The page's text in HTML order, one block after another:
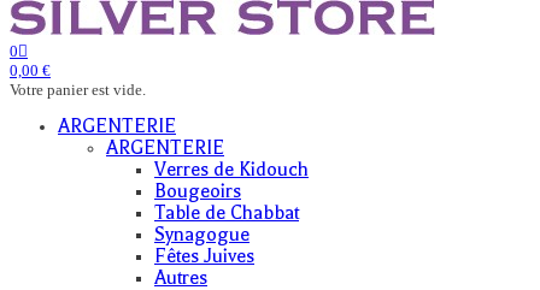
0
0,00 €
Votre panier est vide.
ARGENTERIE
ARGENTERIE
Verres de Kidouch
Bougeoirs
Table de Chabbat
Synagogue
Fêtes Juives
Autres